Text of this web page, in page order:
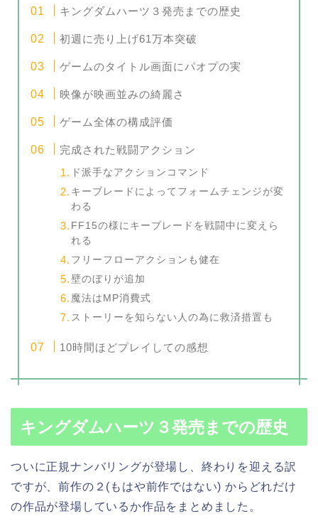
キングダムハーツ３発売までの歴史
初週に売り上げ61万本突破
ゲームのタイトル画面にパオプの実
映像が映画並みの綺麗さ
ゲーム全体の構成評価
完成された戦闘アクション
ド派手なアクションコマンド
キーブレードによってフォームチェンジが変
わる
FF15の様にキーブレードを戦闘中に変えら
れる
フリーフローアクションも健在
壁のぼりが追加
魔法はMP消費式
ストーリーを知らない人の為に救済措置も
10時間ほどプレイしての感想
キングダムハーツ３発売までの歴史
ついに正規ナンバリングが登場し、終わりを迎える訳
ですが、前作の２(もはや前作ではない) からどれだけ
の作品が登場しているか作品をまとめました。